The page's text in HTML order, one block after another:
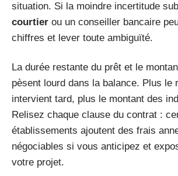
situation. Si la moindre incertitude
courtier ou un conseiller bancaire
chiffres et lever toute ambiguïté.
La durée restante du prêt et le
pèsent lourd dans la balance. Plus le
intervient tard, plus le montant des
Relisez chaque clause du contrat :
établissements ajoutent des frais
négociables si vous anticipez et
votre projet.